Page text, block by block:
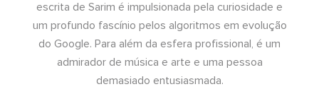
escrita de Sarim é impulsionada pela curiosidade e
um profundo fascínio pelos algoritmos em evolução
do Google. Para além da esfera profissional, é um
admirador de música e arte e uma pessoa
demasiado entusiasmada.